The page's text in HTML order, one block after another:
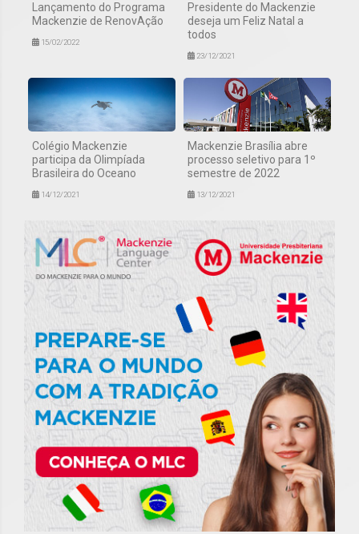
Lançamento do Programa
Mackenzie de RenovAção
15/02/2022
Presidente do Mackenzie
deseja um Feliz Natal a
todos
23/12/2021
Colégio Mackenzie
participa da Olimpíada
Brasileira do Oceano
14/12/2021
Mackenzie Brasília abre
processo seletivo para 1º
semestre de 2022
13/12/2021